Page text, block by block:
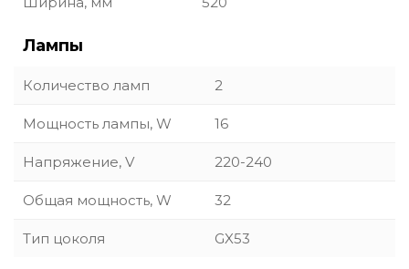
Лампы
Количество ламп 2
Мощность лампы, W 16
Напряжение, V 220-240
Общая мощность, W 32
Тип цоколя GX53